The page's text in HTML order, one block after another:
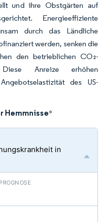
und ihre Obstgärten auf
Energieeffiziente
durch das Ländliche
werden, senken die
den betrieblichen CO₂-
Diese Anreize erhöhen
des US-
Hemmnisse*
in